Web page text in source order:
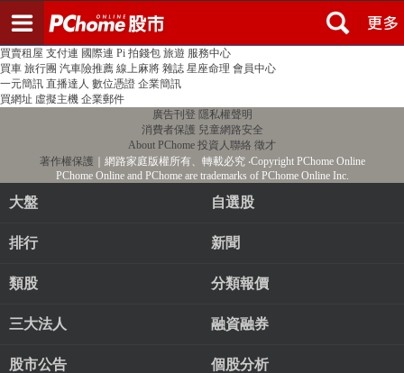
PChome首頁 線上購物 24h購物 書店
買賣租屋 支付連 國際連 Pi 拍錢包 旅遊 服務中心
買車 旅行團 汽車險推薦 線上麻將 雜誌 星座命理 會員中心
一元簡訊 直播達人 數位憑證 企業簡訊
買網址 虛擬主機 企業郵件
廣告刊登 隱私權聲明
消費者保護 兒童網路安全
About PChome 投資人聯絡 徵才
著作權保護 ｜網路家庭版權所有、轉載必究‧Copyright PChome Online
PChome Online and PChome are trademarks of PChome Online Inc.
大盤 自選股
排行 新聞
類股 分類報價
三大法人 融資融券
股市公告 個股分析